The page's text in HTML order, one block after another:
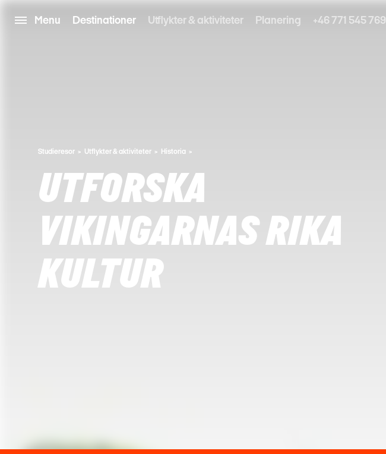
Menu Destinationer Utflykter & aktiviteter Planering +46 771 545 769
Studieresor Utflykter & aktiviteter Historia
UTFORSKA
VIKINGARNAS RIKA
KULTUR